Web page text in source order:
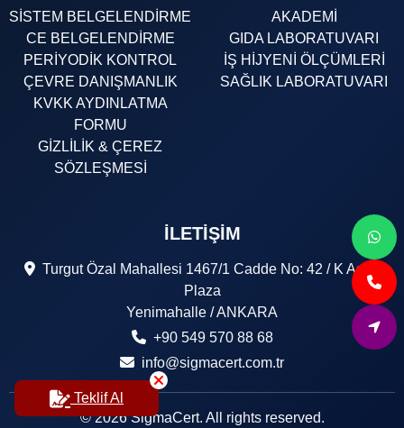
SİSTEM BELGELENDİRME
CE BELGELENDİRME
PERİYODİK KONTROL
ÇEVRE DANIŞMANLIK
KVKK AYDINLATMA
FORMU
GİZLİLİK & ÇEREZ
SÖZLEŞMESİ
AKADEMİ
GIDA LABORATUVARI
İŞ HİJYENİ ÖLÇÜMLERİ
SAĞLIK LABORATUVARI
İLETIŞIM
Turgut Özal Mahallesi 1467/1 Cadde No: 42 / K Astor
Plaza
Yenimahalle / ANKARA
+90 549 570 88 68
info@sigmacert.com.tr
© 2026 SigmaCert. All rights reserved.
Teklif Al